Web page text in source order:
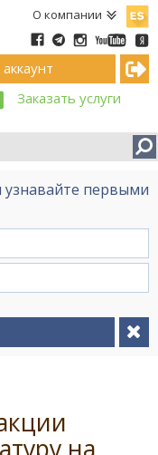
О компании
Заказать услуги
первыми